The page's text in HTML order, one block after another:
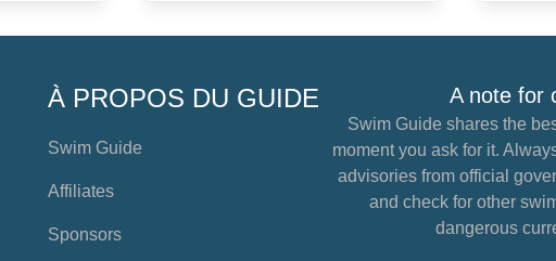
À PROPOS DU GUIDE
Swim Guide
Affiliates
Sponsors
A note for
Swim Guide shares the
moment you ask for it.
advisories from official
and check for other
dangerous